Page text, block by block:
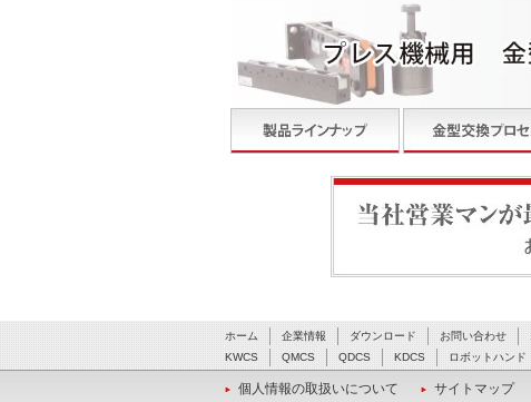
ホーム 企業情報 ダウンロード お問い合わせ
KWCS
QMCS QDCS KDCS ロボットハンド
個人情報の取扱いについて サイトマップ